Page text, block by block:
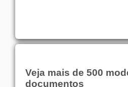
Veja mais de 500
documentos